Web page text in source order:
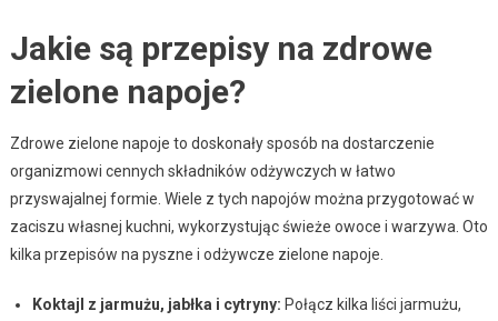
Jakie są przepisy na zdrowe
zielone napoje?
Zdrowe zielone napoje to doskonały sposób na dostarczenie
organizmowi cennych składników odżywczych w łatwo
przyswajalnej formie. Wiele z tych napojów można przygotować w
zaciszu własnej kuchni, wykorzystując świeże owoce i warzywa. Oto
kilka przepisów na pyszne i odżywcze zielone napoje.
Koktajl z jarmużu, jabłka i cytryny: Połącz kilka liści jarmużu,